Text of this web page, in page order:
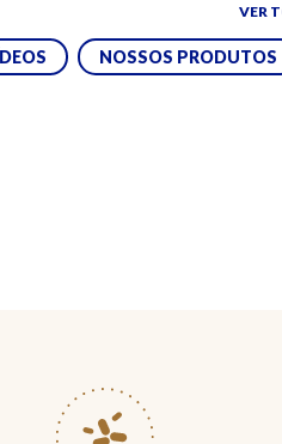
VER
NOSSOS PRODUTOS